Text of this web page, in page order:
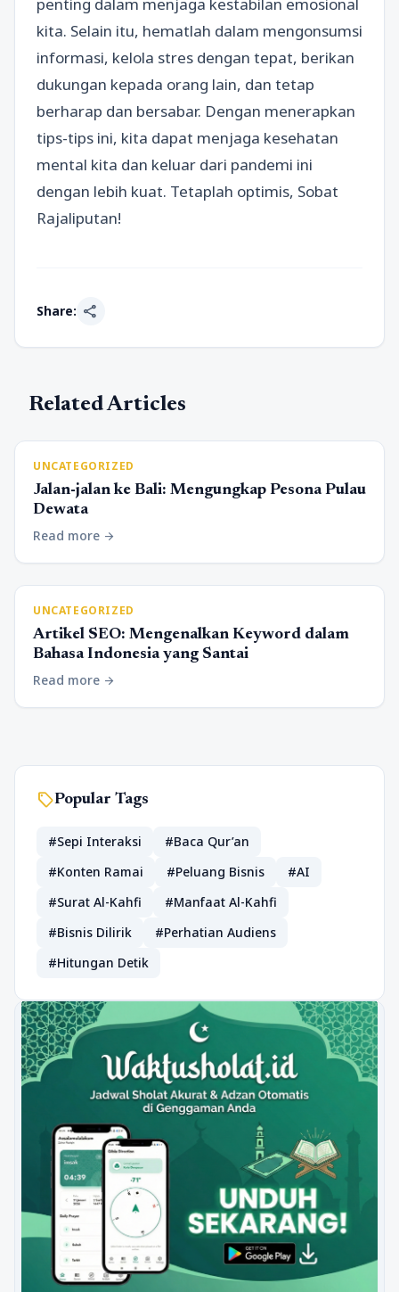
kita. Selain itu, hematlah dalam mengonsumsi
informasi, kelola stres dengan tepat, berikan
dukungan kepada orang lain, dan tetap
berharap dan bersabar. Dengan menerapkan
tips-tips ini, kita dapat menjaga kesehatan
mental kita dan keluar dari pandemi ini
dengan lebih kuat. Tetaplah optimis, Sobat
Rajaliputan!
Share: share
Related Articles
UNCATEGORIZED
Jalan-jalan ke Bali: Mengungkap Pesona Pulau
Dewata
Read more arrow_forward
UNCATEGORIZED
Artikel SEO: Mengenalkan Keyword dalam
Bahasa Indonesia yang Santai
Read more arrow_forward
sellPopular Tags
#Sepi Interaksi
#Baca Qur’an
#Konten Ramai
#Peluang Bisnis
#AI
#Surat Al-Kahfi
#Manfaat Al-Kahfi
#Bisnis Dilirik
#Perhatian Audiens
#Hitungan Detik